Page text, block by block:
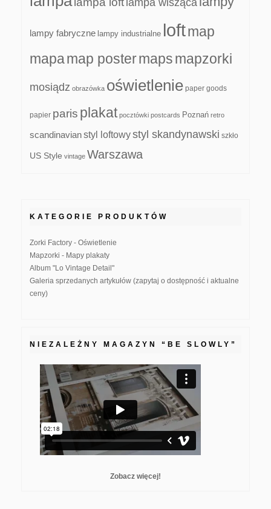
lampa wisząca
lampy fabryczne lampy industrialne loftmap
mapamap postermapsmapzorki
mosiądz obrazówka oświetlenie paper goods
papier paris plakat pocztówki postcards Poznań retro
scandinavianstyl loftowystyl skandynawski szkło
US Style vintage Warszawa
KATEGORIE PRODUKTÓW
Zorki Factory - Oświetlenie
Mapzorki - Mapy plakaty
Album "Lo Vintage Detail"
Galeria sprzedanych artykułów (zapytaj o dostępność i aktualne
ceny)
NIEZALEŻNY MAGAZYN “BE SLOWLY”
Zobacz więcej!